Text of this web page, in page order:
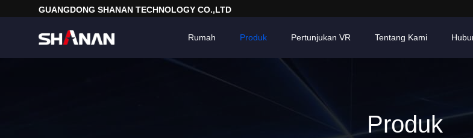
GUANGDONG SHANAN TECHNOLOGY CO.,LTD
Rumah Produk Pertunjukan VR Tentang Kami
Produk